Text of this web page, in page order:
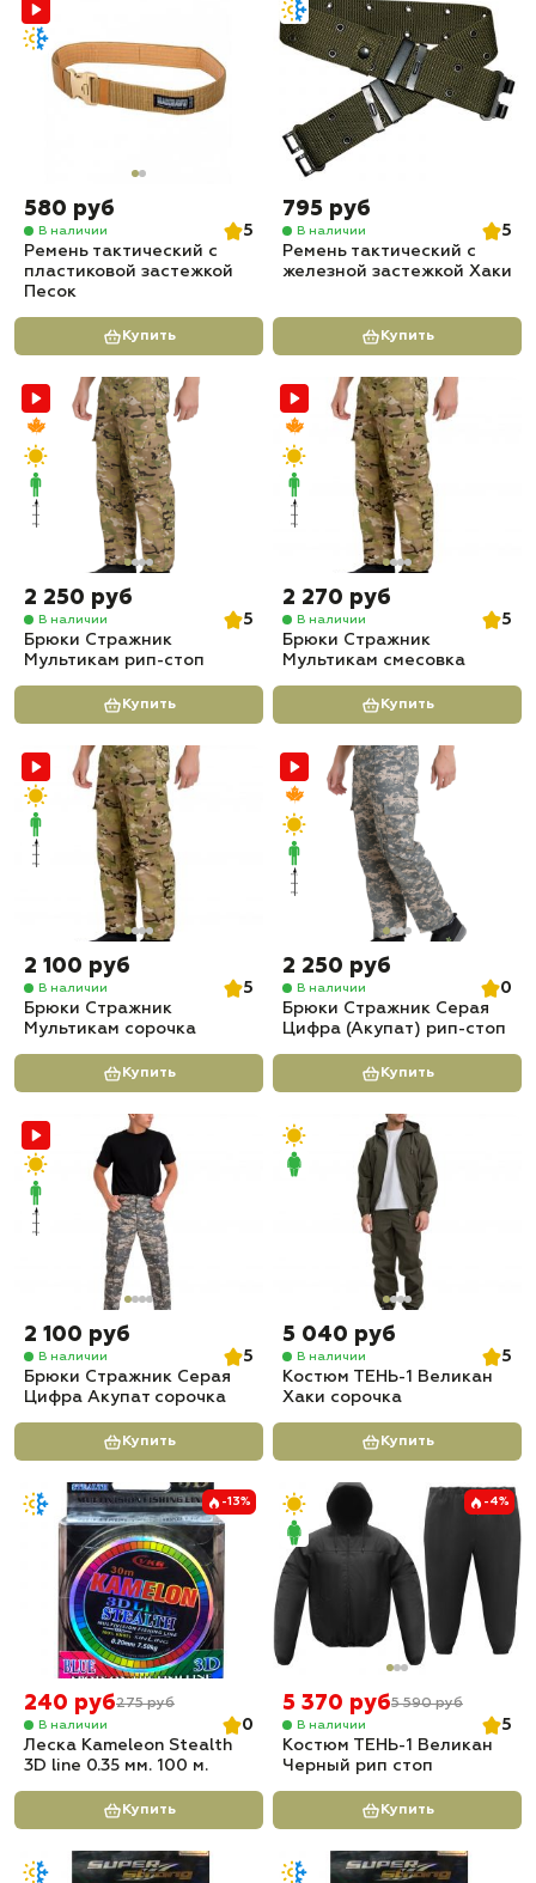
580 руб
В наличии
5
Ремень тактический с
пластиковой застежкой
Песок
Купить
795 руб
В наличии
5
Ремень тактический с
железной застежкой Хаки
Купить
2 250 руб
В наличии
5
Брюки Стражник
Мультикам рип-стоп
Купить
2 270 руб
В наличии
5
Брюки Стражник
Мультикам смесовка
Купить
2 100 руб
В наличии
5
Брюки Стражник
Мультикам сорочка
Купить
2 250 руб
В наличии
0
Брюки Стражник Серая
Цифра (Акупат) рип-стоп
Купить
2 100 руб
В наличии
5
Брюки Стражник Серая
Цифра Акупат сорочка
Купить
5 040 руб
В наличии
5
Костюм ТЕНЬ-1 Великан
Хаки сорочка
Купить
-13%
240 руб275 руб
В наличии
0
Леска Kameleon Stealth
3D line 0.35 мм. 100 м.
Купить
-4%
5 370 руб5 590 руб
В наличии
5
Костюм ТЕНЬ-1 Великан
Черный рип стоп
Купить